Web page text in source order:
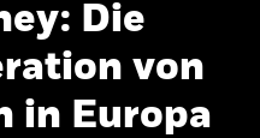
Die
von
in Europa